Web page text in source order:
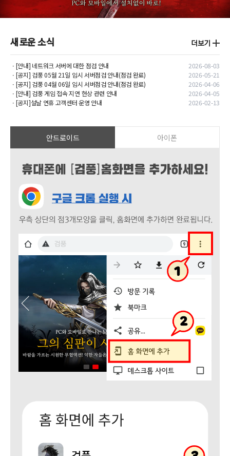
새로운 소식
ㆍ[안내] 네트워크 서버에 대한 점검 안내
2026-08-03
ㆍ[공지] 검풍 05월 21일 임시 서버점검 안내(점검 완료)
2026-05-21
ㆍ[공지] 검풍 04월 06일 임시 서버점검 안내(점검 완료)
2026-04-06
ㆍ[안내] 검풍 게임 접속 지연 현상 관련 안내
2026-04-05
ㆍ[공지]설날 연휴 고객센터 운영 안내
2026-02-13
안드로이드 아이폰